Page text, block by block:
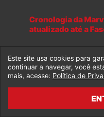
Cronologia da
atualizado até a
Morbius pode ser
Este site usa cookies para
continuar a navegar, você
mais, acesse: Política de